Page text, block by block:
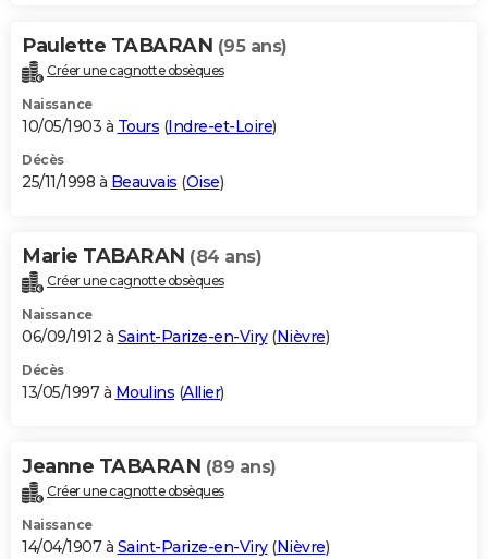
Paulette TABARAN (95 ans)
Créer une cagnotte obsèques
Naissance
10/05/1903 à Tours (Indre-et-Loire)
Décès
25/11/1998 à Beauvais (Oise)
Marie TABARAN (84 ans)
Créer une cagnotte obsèques
Naissance
06/09/1912 à Saint-Parize-en-Viry(Nièvre)
Décès
13/05/1997 à Moulins (Allier)
Jeanne TABARAN (89 ans)
Créer une cagnotte obsèques
Naissance
14/04/1907 à Saint-Parize-en-Viry(Nièvre)